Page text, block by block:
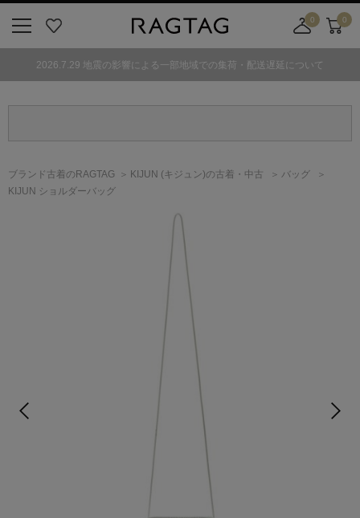
気
0
舗
カ
ト
0
2026.7.29 地震の影響による一部地域での集荷・配送遅延について
ブランド古着のRAGTAG KIJUN (キジュン)の古着・中古
バッグ
KIJUN ショルダーバッグ